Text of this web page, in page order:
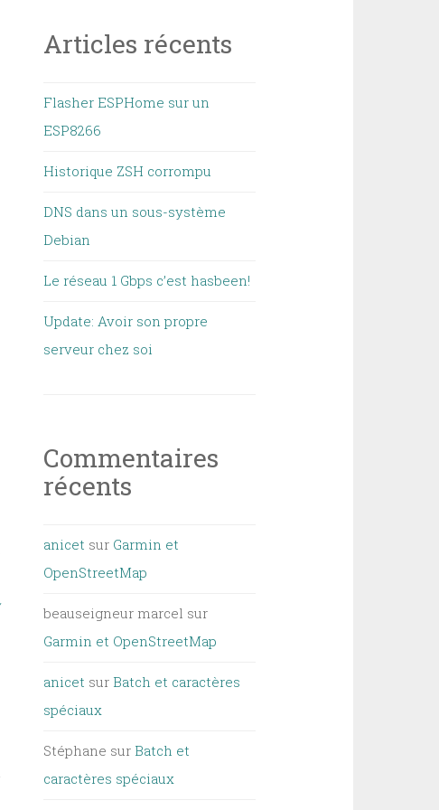
Articles récents
Flasher ESPHome sur un
ESP8266
Historique ZSH corrompu
DNS dans un sous-système
Debian
Le réseau 1 Gbps c’est hasbeen!
Update: Avoir son propre
serveur chez soi
Commentaires
récents
anicet sur Garmin et
OpenStreetMap
beauseigneur marcel sur
Garmin et OpenStreetMap
anicet sur Batch et caractères
spéciaux
Stéphane sur Batch et
caractères spéciaux